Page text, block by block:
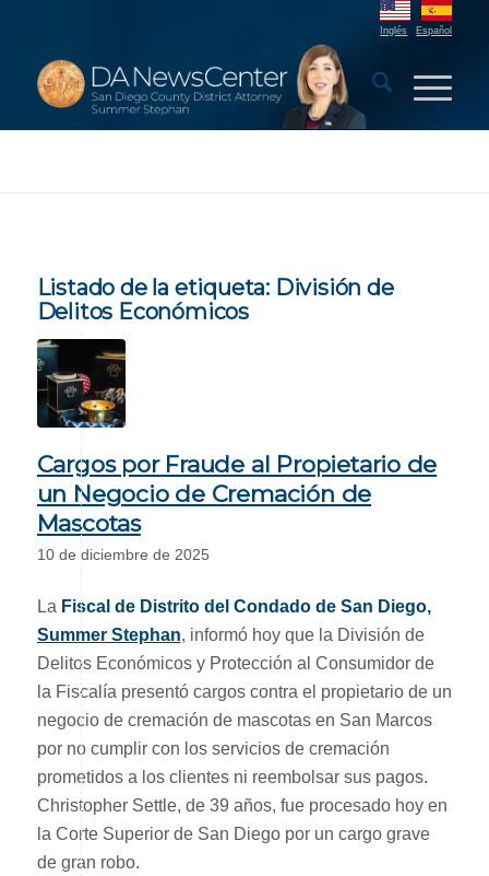
Inglés Español
Listado de la etiqueta: División de
Delitos Económicos
Cargos por Fraude al Propietario de
un Negocio de Cremación de
Mascotas
10 de diciembre de 2025
La Fiscal de Distrito del Condado de San Diego,
Summer Stephan, informó hoy que la División de
Delitos Económicos y Protección al Consumidor de
la Fiscalía presentó cargos contra el propietario de un
negocio de cremación de mascotas en San Marcos
por no cumplir con los servicios de cremación
prometidos a los clientes ni reembolsar sus pagos.
Christopher Settle, de 39 años, fue procesado hoy en
la Corte Superior de San Diego por un cargo grave
de gran robo.